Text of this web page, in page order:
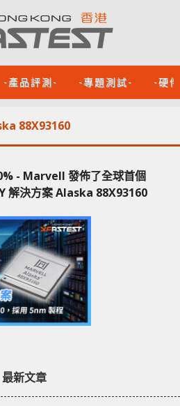
-產品評測- -專題測試- -硬
88X93160
- Marvell 發佈了全球首個
解決方案 Alaska 88X93160
最新文章